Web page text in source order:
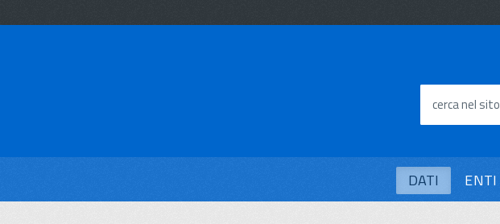
cerca nel sito
DATI ENTI